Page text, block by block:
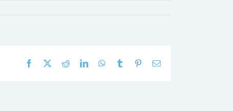
Facebook RedditLinkedInWhatsApp
Tumblr Pinterest
E-